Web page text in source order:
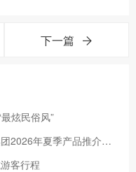
下一篇
炫民俗风”
旅居到贵州，生活更多彩！贵旅集团2026年夏季产品推介会在沪举行
客行程